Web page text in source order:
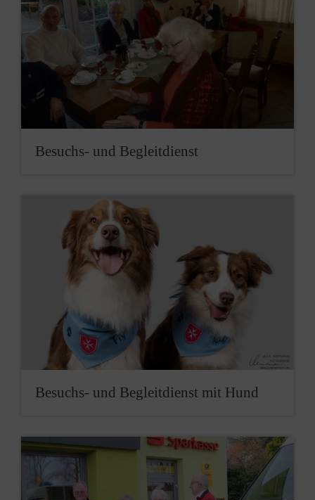
Besuchs- und Begleitdienst
Besuchs- und Begleitdienst mit Hund